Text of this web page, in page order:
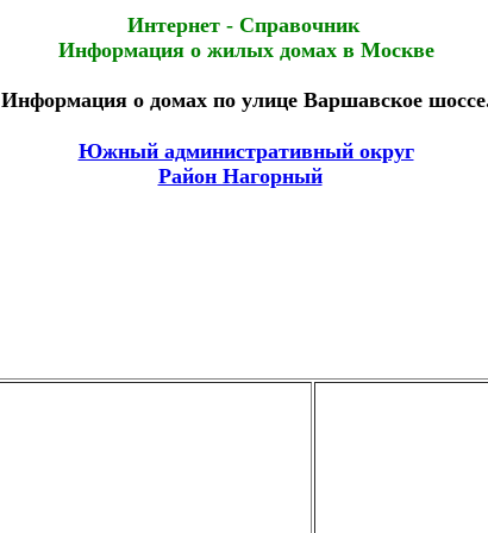
Интернет - Справочник
Информация о жилых домах в Москве
Информация о домах по улице Варшавское
Южный административный округ
Район Нагорный